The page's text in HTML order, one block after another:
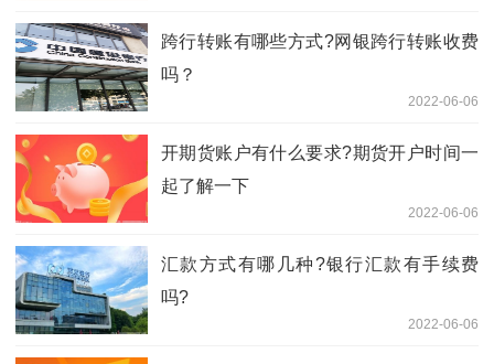
跨行转账有哪些方式?网银跨行转账收费
吗？
2022-06-06
开期货账户有什么要求?期货开户时间一
起了解一下
2022-06-06
汇款方式有哪几种?银行汇款有手续费
吗?
2022-06-06